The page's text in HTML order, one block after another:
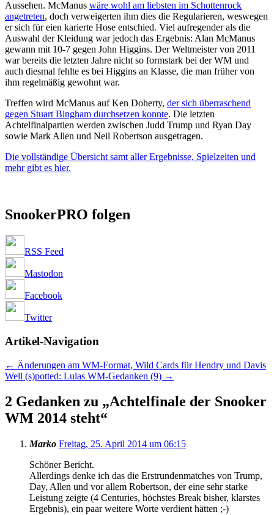
Aussehen. McManus wäre wohl am liebsten im Schottenrock
angetreten, doch verweigerten ihm dies die Regularieren, weswegen
er sich für eien karierte Hose entschied. Viel aufregender als die
Auswahl der Kleidung war jedoch das Ergebnis: Alan McManus
gewann mit 10-7 gegen John Higgins. Der Weltmeister von 2011
war bereits die letzten Jahre nicht so formstark bei der WM und
auch diesmal fehlte es bei Higgins an Klasse, die man früher von
ihm regelmäßig gewohnt war.
Treffen wird McManus auf Ken Doherty, der sich überraschend
gegen Stuart Bingham durchsetzen konnte. Die letzten
Achtelfinalpartien werden zwischen Judd Trump und Ryan Day
sowie Mark Allen und Neil Robertson ausgetragen.
Die vollständige Übersicht samt aller Ergebnisse, Spielzeiten und
mehr gibt es hier.
SnookerPRO folgen
RSS Feed
Mastodon
Facebook
Twitter
Artikel-Navigation
← Änderungen am WM-Format, Wild Cards für Hendry und Davis
Well (s)potted: Lulas WM-Gedanken (9) →
2 Gedanken zu „Achtelfinale der Snooker
WM 2014 steht“
Marko Freitag, 25. April 2014 um 06:15
Schöner Bericht.
Allerdings denke ich das die Erstrundenmatches von Trump,
Day, Allen und vor allem Robertson, der eine sehr starke
Leistung zeigte (4 Centuries, höchstes Break bisher, klarstes
Ergebnis), ein paar weitere Worte verdient hätten ;-)